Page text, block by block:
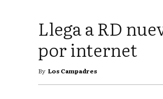
Llega a RD
por internet
By Los Campadres